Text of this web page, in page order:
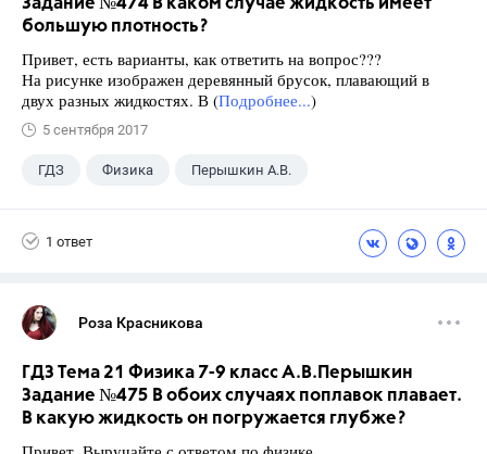
Задание №474 В каком случае жидкость имеет
большую плотность?
Привет, есть варианты, как ответить на вопрос???
На рисунке изображен деревянный брусок, плавающий в
двух разных жидкостях. В (Подробнее...)
5 сентября 2017
ГДЗ Физика Перышкин А.В.
1 ответ
Роза Красникова
ГДЗ Тема 21 Физика 7-9 класс А.В.Перышкин
Задание №475 В обоих случаях поплавок плавает.
В какую жидкость он погружается глубже?